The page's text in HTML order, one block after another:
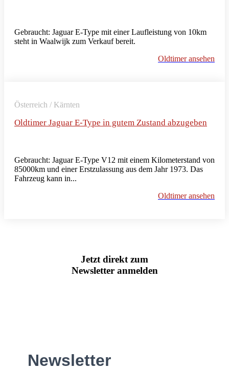
Gebraucht: Jaguar E-Type mit einer Laufleistung von 10km
steht in Waalwijk zum Verkauf bereit.
Oldtimer ansehen
Österreich / Kärnten
Oldtimer Jaguar E-Type in gutem Zustand abzugeben
Gebraucht: Jaguar E-Type V12 mit einem Kilometerstand von
85000km und einer Erstzulassung aus dem Jahr 1973. Das
Fahrzeug kann in...
Oldtimer ansehen
Jetzt direkt zum
Newsletter anmelden